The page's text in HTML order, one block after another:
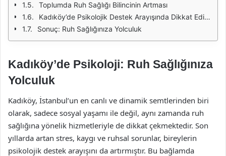
Toplumda Ruh Sağlığı Bilincinin Artması
Kadıköy’de Psikolojik Destek Arayışında Dikkat Edilmesi Gerekenler
Sonuç: Ruh Sağlığınıza Yolculuk
Kadıköy’de Psikoloji: Ruh Sağlığınıza
Yolculuk
Kadıköy, İstanbul’un en canlı ve dinamik semtlerinden biri
olarak, sadece sosyal yaşamı ile değil, aynı zamanda ruh
sağlığına yönelik hizmetleriyle de dikkat çekmektedir. Son
yıllarda artan stres, kaygı ve ruhsal sorunlar, bireylerin
psikolojik destek arayışını da artırmıştır. Bu bağlamda